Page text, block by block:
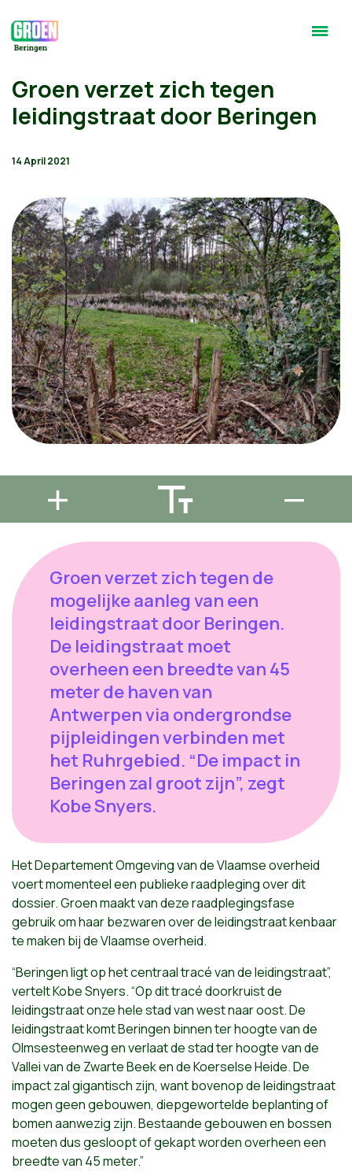
Groen verzet zich tegen
leidingstraat door Beringen
14 April 2021
Groen verzet zich tegen de
mogelijke aanleg van een
leidingstraat door Beringen.
De leidingstraat moet
overheen een breedte van 45
meter de haven van
Antwerpen via ondergrondse
pijpleidingen verbinden met
het Ruhrgebied. “De impact in
Beringen zal groot zijn”, zegt
Kobe Snyers.
Het Departement Omgeving van de Vlaamse overheid
voert momenteel een publieke raadpleging over dit
dossier. Groen maakt van deze raadplegingsfase
gebruik om haar bezwaren over de leidingstraat kenbaar
te maken bij de Vlaamse overheid.
“Beringen ligt op het centraal tracé van de leidingstraat”,
vertelt Kobe Snyers. “Op dit tracé doorkruist de
leidingstraat onze hele stad van west naar oost. De
leidingstraat komt Beringen binnen ter hoogte van de
Olmsesteenweg en verlaat de stad ter hoogte van de
Vallei van de Zwarte Beek en de Koerselse Heide. De
impact zal gigantisch zijn, want bovenop de leidingstraat
mogen geen gebouwen, diepgewortelde beplanting of
bomen aanwezig zijn. Bestaande gebouwen en bossen
moeten dus gesloopt of gekapt worden overheen een
breedte van 45 meter.”